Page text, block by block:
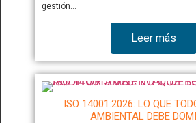
gestión…
Leer más
ISO 14001:2026: LO QUE
AMBIENTAL DEBE